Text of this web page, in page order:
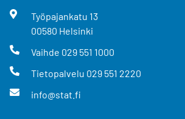
Työpajankatu 13
00580 Helsinki
Vaihde 029 551 1000
Tietopalvelu 029 551 2220
info@stat.fi